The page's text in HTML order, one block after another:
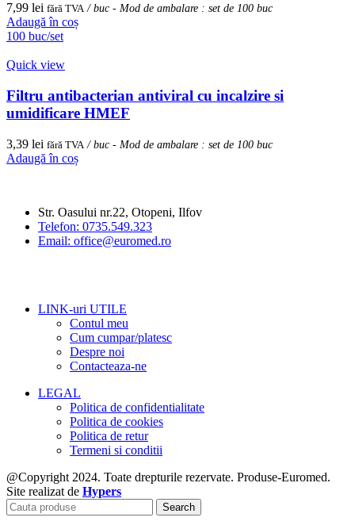
7,99 lei fără TVA/ buc - Mod de ambalare : set de 100 buc
Adaugă în coș
100 buc/set
Quick view
Filtru antibacterian antiviral cu incalzire si
umidificare HMEF
3,39 lei fără TVA / buc - Mod de ambalare : set de 100 buc
Adaugă în coș
Str. Oasului nr.22, Otopeni, Ilfov
Telefon: 0735.549.323
Email: office@euromed.ro
LINK-uri UTILE
Contul meu
Cum cumpar/platesc
Despre noi
Contacteaza-ne
LEGAL
Politica de confidentialitate
Politica de cookies
Politica de retur
Termeni si conditii
@Copyright 2024. Toate drepturile rezervate. Produse-Euromed.
Site realizat de Hypers
Search